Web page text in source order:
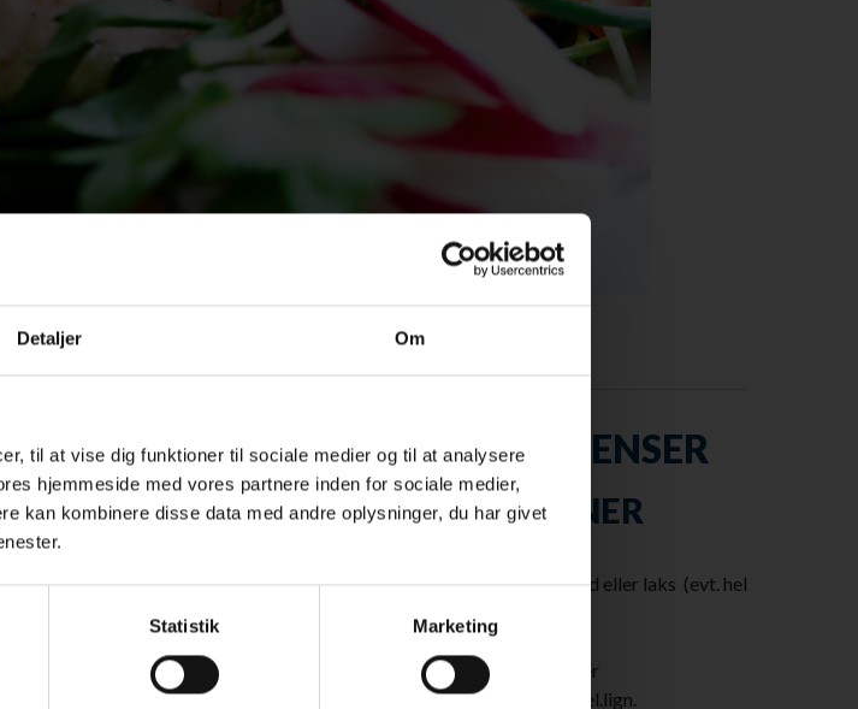
Detaljer Om
til at vise dig funktioner til sociale medier og til at analysere
hjemmeside med vores partnere inden for sociale medier,
kan kombinere disse data med andre oplysninger, du har givet
Statistik Marketing
glimrende røgeovne.
af kuglegrillen. Drys flis eller savsmuld på de
skindsiden nedad ved indirekte varme. Luk
INGREDIENSER
4 PERSONER
600-800 g havørred eller laks (evt. hel
6 dl savsmuld
2 røde peberfrugter
4 dl creme fraiche el.lign.
Samtykke (GDPR) ?